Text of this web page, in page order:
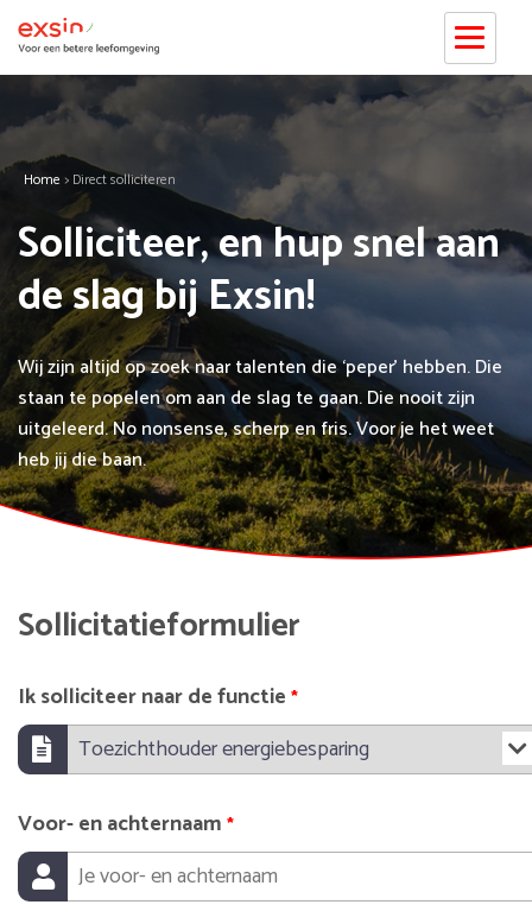
Home > Direct solliciteren
Solliciteer, en hup snel aan
de slag bij Exsin!
Wij zijn altijd op zoek naar talenten die ‘peper’ hebben. Die
staan te popelen om aan de slag te gaan. Die nooit zijn
uitgeleerd. No nonsense, scherp en fris. Voor je het weet
heb jij die baan.
Sollicitatieformulier
Ik solliciteer naar de functie *
Voor- en achternaam *